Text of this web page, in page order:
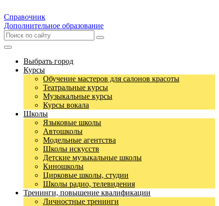
Справочник
Дополнительное образование
Выбрать город
Курсы
Обучение мастеров для салонов красоты
Театральные курсы
Музыкальные курсы
Курсы вокала
Школы
Языковые школы
Автошколы
Модельные агентства
Школы искусств
Детские музыкальные школы
Киношколы
Цирковые школы, студии
Школы радио, телевидения
Тренинги, повышение квалификации
Личностные тренинги